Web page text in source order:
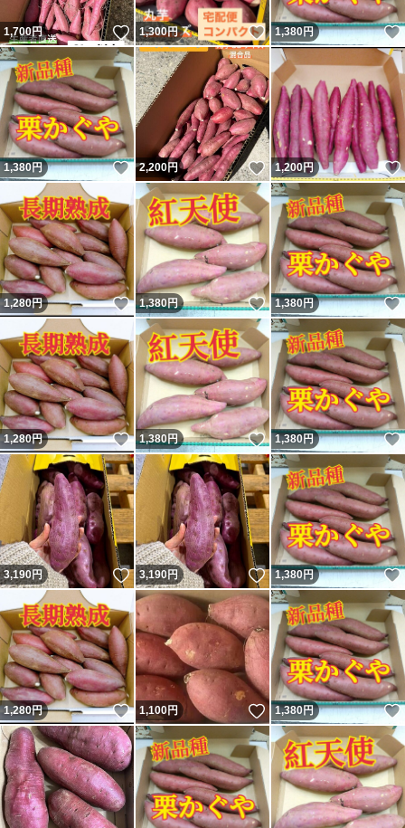
1,700円 いいね！
1,300円 いいね！
1,380円
1,380円 いいね！
2,200円 いいね！
1,200円
1,280円 いいね！
1,380円 いいね！
1,380円
1,280円 いいね！
1,380円 いいね！
1,380円
3,190円 いいね！
3,190円 いいね！
1,380円
1,280円 いいね！
1,100円 いいね！
1,380円